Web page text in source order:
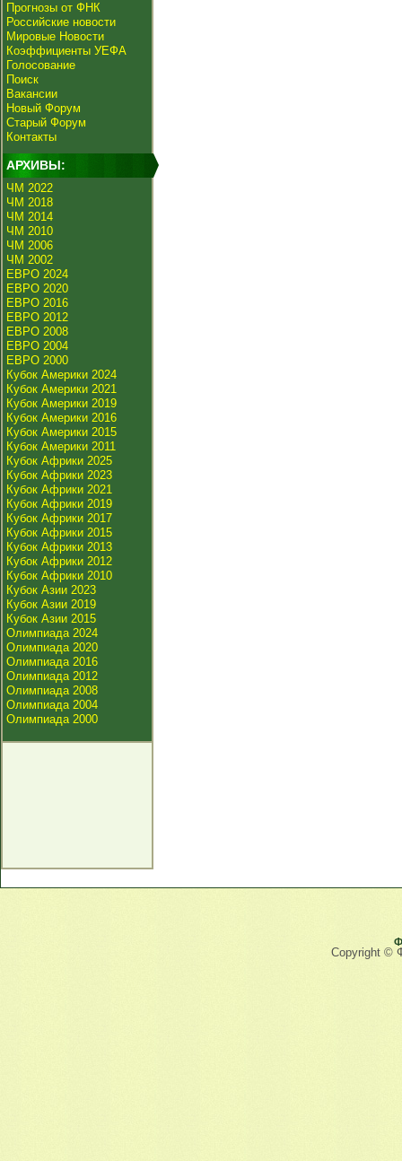
Прогнозы от ФНК
Российские новости
Мировые Новости
Коэффициенты УЕФА
Голосование
Поиск
Вакансии
Новый Форум
Старый Форум
Контакты
АРХИВЫ:
ЧМ 2022
ЧМ 2018
ЧМ 2014
ЧМ 2010
ЧМ 2006
ЧМ 2002
ЕВРО 2024
ЕВРО 2020
ЕВРО 2016
ЕВРО 2012
ЕВРО 2008
ЕВРО 2004
ЕВРО 2000
Кубок Америки 2024
Кубок Америки 2021
Кубок Америки 2019
Кубок Америки 2016
Кубок Америки 2015
Кубок Америки 2011
Кубок Африки 2025
Кубок Африки 2023
Кубок Африки 2021
Кубок Африки 2019
Кубок Африки 2017
Кубок Африки 2015
Кубок Африки 2013
Кубок Африки 2012
Кубок Африки 2010
Кубок Азии 2023
Кубок Азии 2019
Кубок Азии 2015
Олимпиада 2024
Олимпиада 2020
Олимпиада 2016
Олимпиада 2012
Олимпиада 2008
Олимпиада 2004
Олимпиада 2000
Copyright ©